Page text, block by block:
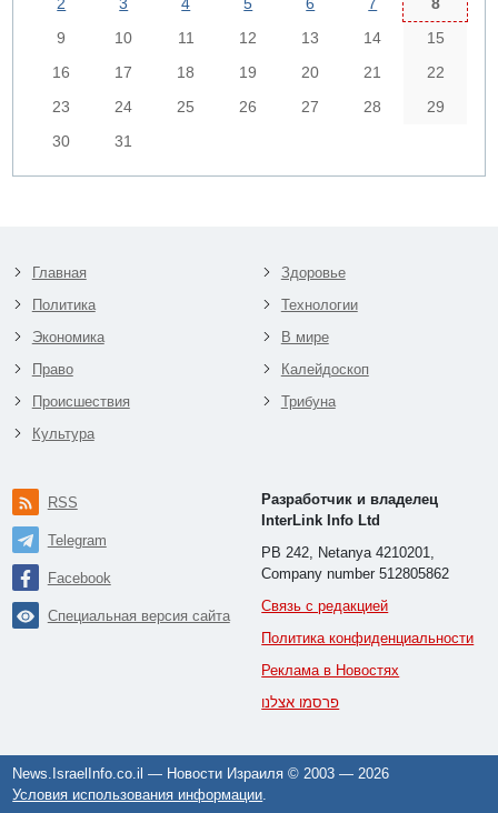
9
10 11 12 13 14
15
16
17 18 19 20 21
22
23
24 25 26 27 28
29
30
31
Главная
Политика
Экономика
Право
Происшествия
Культура
Здоровье
Технологии
В мире
Калейдоскоп
Трибуна
RSS
Telegram
Facebook
Специальная версия сайта
Разработчик и владелец
InterLink Info Ltd
PB 242, Netanya 4210201,
Company number 512805862
Связь с редакцией
Политика конфиденциальности
Реклама в Новостях
פרסמו אצלנו
News.IsraelInfo.co.il — Новости Израиля © 2003 —2026
Условия использования информации.